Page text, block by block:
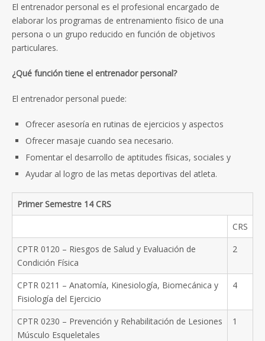
El entrenador personal es el profesional encargado de
elaborar los programas de entrenamiento físico de una
persona o un grupo reducido en función de objetivos
particulares.
¿Qué función tiene el entrenador personal?
El entrenador personal puede:
Ofrecer asesoría en rutinas de ejercicios y aspectos
Ofrecer masaje cuando sea necesario.
Fomentar el desarrollo de aptitudes físicas, sociales y
Ayudar al logro de las metas deportivas del atleta.
Primer Semestre 14 CRS
CRS
CPTR 0120 – Riesgos de Salud y Evaluación de
Condición Física
2
CPTR 0211 – Anatomía, Kinesiología, Biomecánica y
Fisiología del Ejercicio
4
CPTR 0230 – Prevención y Rehabilitación de Lesiones
Músculo Esqueletales
1